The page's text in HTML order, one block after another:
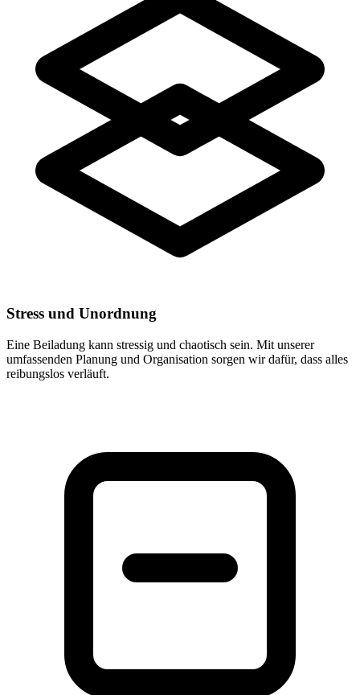
Stress und Unordnung
Eine Beiladung kann stressig und chaotisch sein. Mit unserer
umfassenden Planung und Organisation sorgen wir dafür, dass alles
reibungslos verläuft.